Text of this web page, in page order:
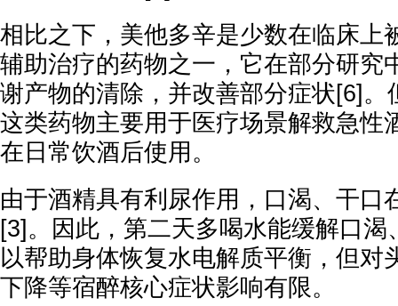
相比之下，美他多辛是少数在临床上
辅助治疗的药物之一，它在部分研究
谢产物的清除，并改善部分症状[6]。
这类药物主要用于医疗场景解救急性
在日常饮酒后使用。
由于酒精具有利尿作用，口渴、干口
[3]。因此，第二天多喝水能缓解口渴
以帮助身体恢复水电解质平衡，但对
下降等宿醉核心症状影响有限。